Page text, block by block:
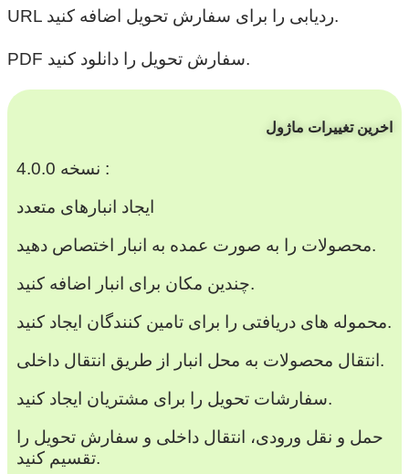
URL ردیابی را برای سفارش تحویل اضافه کنید.
PDF سفارش تحویل را دانلود کنید.
اخرین تغییرات ماژول
نسخه 4.0.0 :
ایجاد انبارهای متعدد
محصولات را به صورت عمده به انبار اختصاص دهید.
چندین مکان برای انبار اضافه کنید.
محموله های دریافتی را برای تامین کنندگان ایجاد کنید.
انتقال محصولات به محل انبار از طریق انتقال داخلی.
سفارشات تحویل را برای مشتریان ایجاد کنید.
حمل و نقل ورودی، انتقال داخلی و سفارش تحویل را
تقسیم کنید.